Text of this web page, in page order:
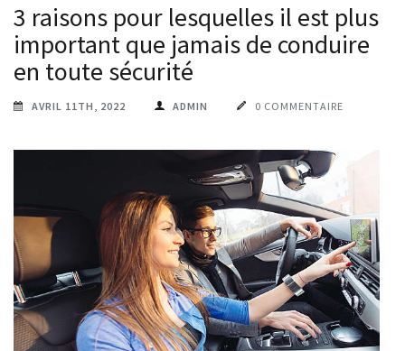
3 raisons pour lesquelles il est plus
important que jamais de conduire
en toute sécurité
AVRIL 11TH, 2022 ADMIN 0 COMMENTAIRE